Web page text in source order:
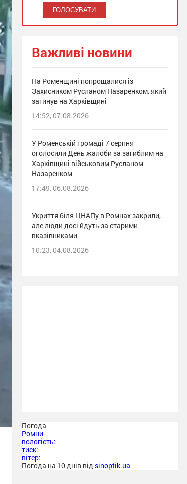
Важливі новини
На Роменщині попрощалися із
Захисником Русланом Назаренком, який
загинув на Харківщині
14:52, 07.08.2026
У Роменській громаді 7 серпня
оголосили День жалоби за загиблим на
Харківщині військовим Русланом
Назаренком
17:49, 06.08.2026
Укриття біля ЦНАПу в Ромнах закрили,
але люди досі йдуть за старими
вказівниками
10:23, 04.08.2026
Погода
Ромни
вологість:
тиск:
вітер:
Погода на 10 днів від sinoptik.ua